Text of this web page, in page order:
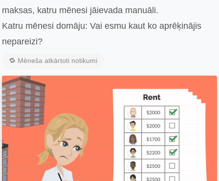
maksas, katru mēnesi jāievada manuāli.
Katru mēnesi domāju: Vai esmu kaut ko aprēķinājis
nepareizi?
🔁 Mēneša atkārtoti notikumi